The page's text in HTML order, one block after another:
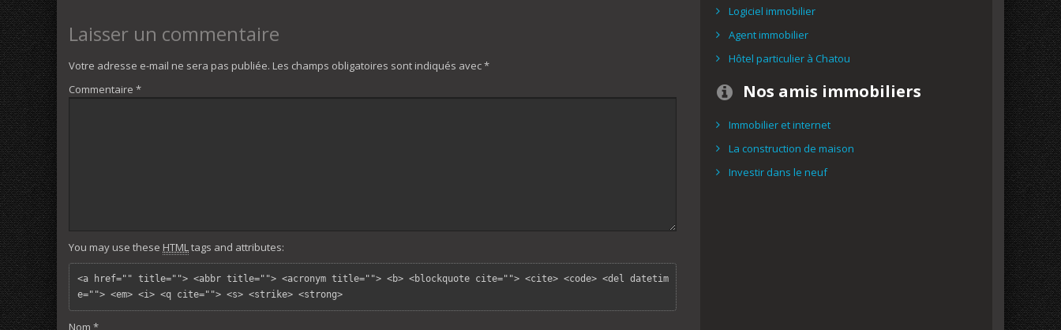
Laisser un commentaire
Votre adresse e-mail ne sera pas publiée. Les champs obligatoires sont indiqués avec*
Commentaire *
You may use these HTMLtags and attributes:
<a href="" title=""> <abbr title=""> <acronym title=""> <b> <blockquote cite=""> <cite> <code> <del datetim
e=""> <em> <i> <q cite=""> <s> <strike> <strong>
Nom *
Logiciel immobilier
Agent immobilier
Hôtel particulier à Chatou
Nos amis immobiliers
Immobilier et internet
La construction de maison
Investir dans le neuf